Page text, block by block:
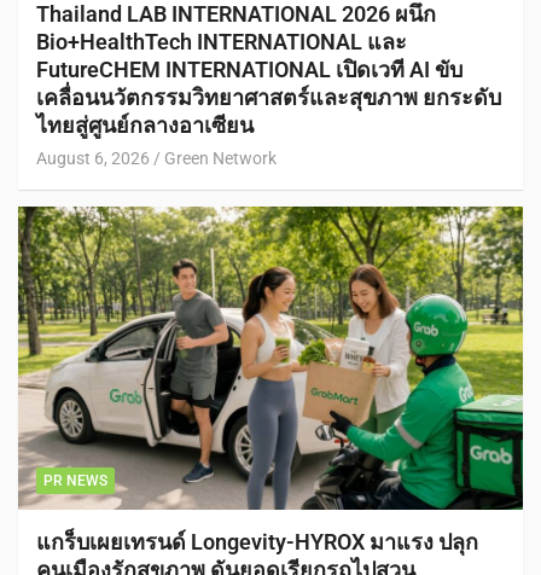
Thailand LAB INTERNATIONAL 2026 ผนึก
Bio+HealthTech INTERNATIONAL และ
FutureCHEM INTERNATIONAL เปิดเวที AI ขับ
เคลื่อนนวัตกรรมวิทยาศาสตร์และสุขภาพ ยกระดับ
ไทยสู่ศูนย์กลางอาเซียน
August 6, 2026 Green Network
PR NEWS
แกร็บเผยเทรนด์ Longevity-HYROX มาแรง ปลุก